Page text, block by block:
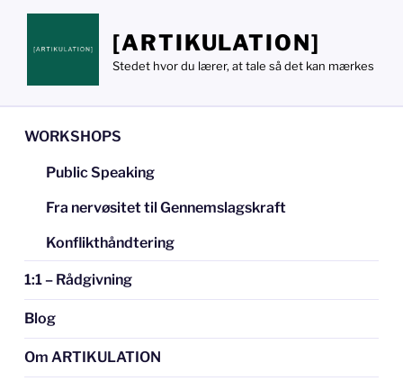
Videre
indhold
[ARTIKULATION]
Stedet hvor du lærer, at tale så det kan mærkes
WORKSHOPS
Public Speaking
Fra nervøsitet til Gennemslagskraft
Konflikthåndtering
1:1 – Rådgivning
Blog
Om ARTIKULATION